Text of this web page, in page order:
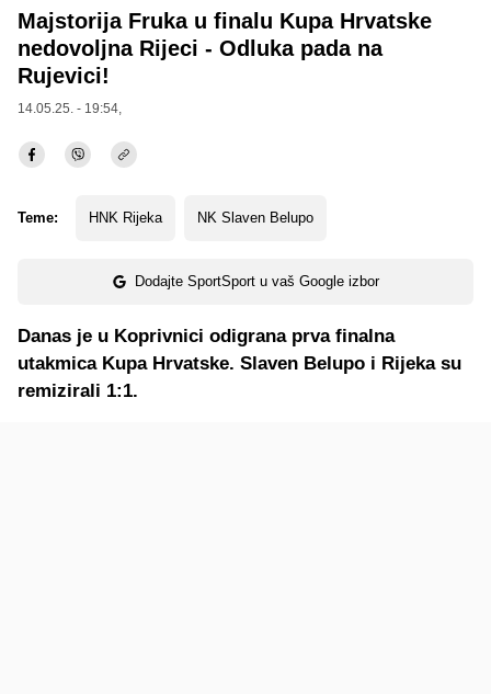
Majstorija Fruka u finalu Kupa Hrvatske
nedovoljna Rijeci - Odluka pada na
Rujevici!
14.05.25. - 19:54,
Teme: HNK Rijeka NK Slaven Belupo
Dodajte SportSport u vaš Google izbor
Danas je u Koprivnici odigrana prva finalna
utakmica Kupa Hrvatske. Slaven Belupo i Rijeka su
remizirali 1:1.